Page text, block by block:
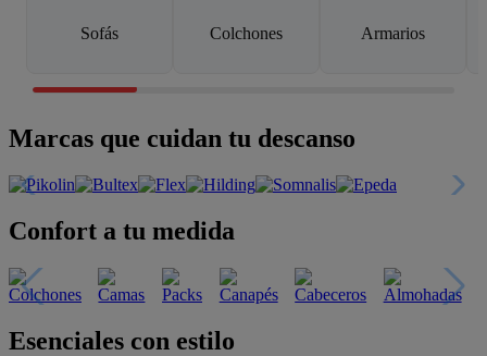
Sofás Colchones Armarios
Marcas que cuidan tu descanso
Confort a tu medida
Esenciales con estilo